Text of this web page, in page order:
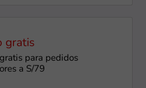
gratis
para pedidos
a S/79